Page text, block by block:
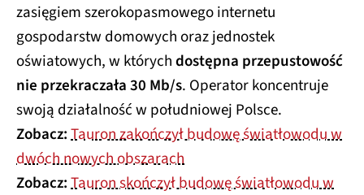
zasięgiem szerokopasmowego internetu
gospodarstw domowych oraz jednostek
oświatowych, w którychdostępna przepustowość
nie przekraczała 30 Mb/s. Operator koncentruje
swoją działalność w południowej Polsce.
Zobacz:Tauron zakończył budowę światłowodu w
dwóch nowych obszarach
Zobacz:Tauron skończył budowę światłowodu w